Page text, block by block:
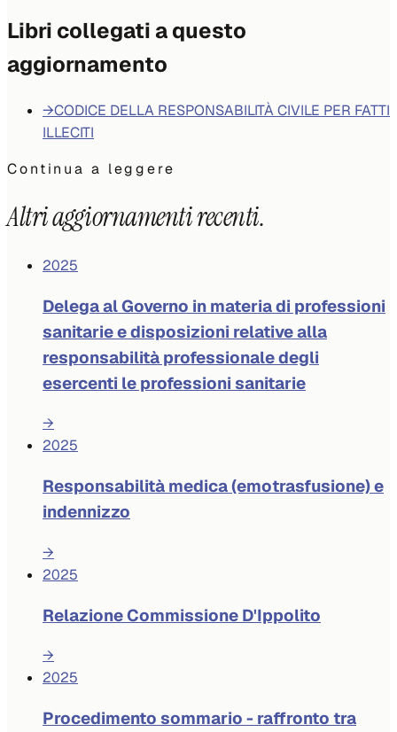
Libri collegati a questo
aggiornamento
→CODICE DELLA RESPONSABILITÀ CIVILE PER FATTI
ILLECITI
Continua a leggere
Altri aggiornamenti recenti.
2025
Delega al Governo in materia di professioni
sanitarie e disposizioni relative alla
responsabilità professionale degli
esercenti le professioni sanitarie
→
2025
Responsabilità medica (emotrasfusione) e
indennizzo
→
2025
Relazione Commissione D'Ippolito
→
2025
Procedimento sommario - raffronto tra